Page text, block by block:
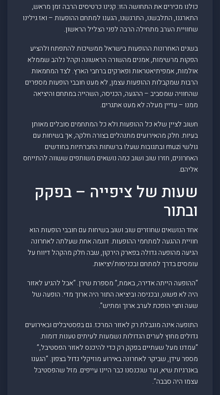
כולנו מכירים את התחושה הזו: קנינו כרטיסים הרבה זמן מראש,
התארגנו, התלבשנו, התרגשנו, הגענו למתחם ההופעות – ואז גילינו
שחוויית הערב מתחילה הרבה לפני הצליל הראשון.
בשנים האחרונות ההופעות בישראל ממשיכות להתפתח ולהציע
הפקות מרשימות, אמנים מהשורה הראשונה וקהל נלהב שממלא
אולמות, אמפיתיאטראות ופארקים ברחבי הארץ. לצד המחמאות
הרבות שמקבלות ההופעות עצמן, לא מעט חובבי הופעות מספרים
שהחוויה שמסביב – ההגעה, הכניסה, השהייה במתחם והיציאה
ממנו – עדיין מעלה לא מעט אתגרים.
חשוב לציין שלא כל ההופעות ולא כל המתחמים סובלים מאותן
בעיות. חלק מהאירועים מתנהלים בצורה חלקה, אך בשיחות עם
גולשי muzi ובתגובות שעלו ברשתות החברתיות בחודשים
האחרונים, חזרו שוב ושוב כמה נושאים משותפים ששווה להתייחס
אליהם.
שעות של ציפייה – בפקק
ובתור
אחד הנושאים שחוזרים שוב ושוב בשיחות עם חובבי הופעות הוא
חוויית ההגעה למתחמי ההופעות. דוגמה אחת שעלתה לאחרונה
הגיעה מהופעה גדולה בפארק הירקון, שבה חלק מהקהל דיווח על
עומסים בדרך למתחם ובכניסות/יציאות.
“ההופעה הייתה אדירה, באמת,” מספרת שירן. “אבל להגיע לאזור
היה לא פשוט, ובכניסה וביציאה התור היה ארוך מדי. הופעה של
שעה וחצי הופכת לערב ארוך ומתיש”.
התופעה אינה מוגבלת רק לאזור המרכז. גם בפסטיבלים ובאירועים
גדולים מחוץ לערים הגדולות נשמעות לעיתים טענות דומות.
“עמדנו מעל שעתיים בפקק רק כדי להיכנס לאזור הפסטיבל,”
מספר עידן, שביקר לאחרונה באירוע מוזיקלי גדול בצפון. “הגענו
באנרגיות שיא, ועד שנכנסנו כבר היינו עייפים. מזל שהפסטיבל
עצמו היה סבבה”.